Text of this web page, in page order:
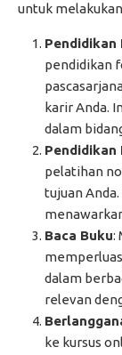
untuk
Pendidikan
pendidikan
karir Anda.
dalam
Pendidikan
pelatihan
tujuan
Baca Buku:
dalam
relevan
ke kursus